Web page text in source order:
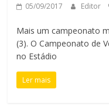
05/09/2017 Editor
Mais um campeonato
(3). O Campeonato de
no Estádio
Ler mais